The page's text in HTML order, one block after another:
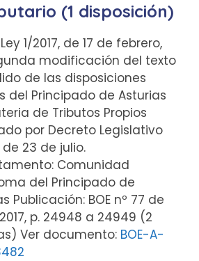
(1 disposición)
1/2017, de 17 de febrero,
modificación del texto
de las disposiciones
del Principado de Asturias
de Tributos Propios
por Decreto Legislativo
de 23 de julio.
Comunidad
del Principado de
Publicación: BOE nº 77 de
p. 24948 a 24949 (2
Ver documento: BOE-A-